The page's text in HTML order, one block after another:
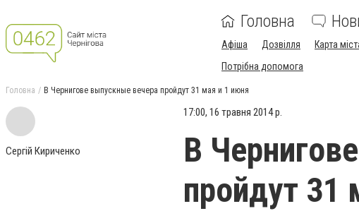
Головна
Афіша Дозвілля Карта
Потрібна допомога
Головна В Чернигове выпускные вечера пройдут 31 мая и 1 июня
Сергій Кириченко
17:00, 16 травня 2014 р.
В
пройдут 31